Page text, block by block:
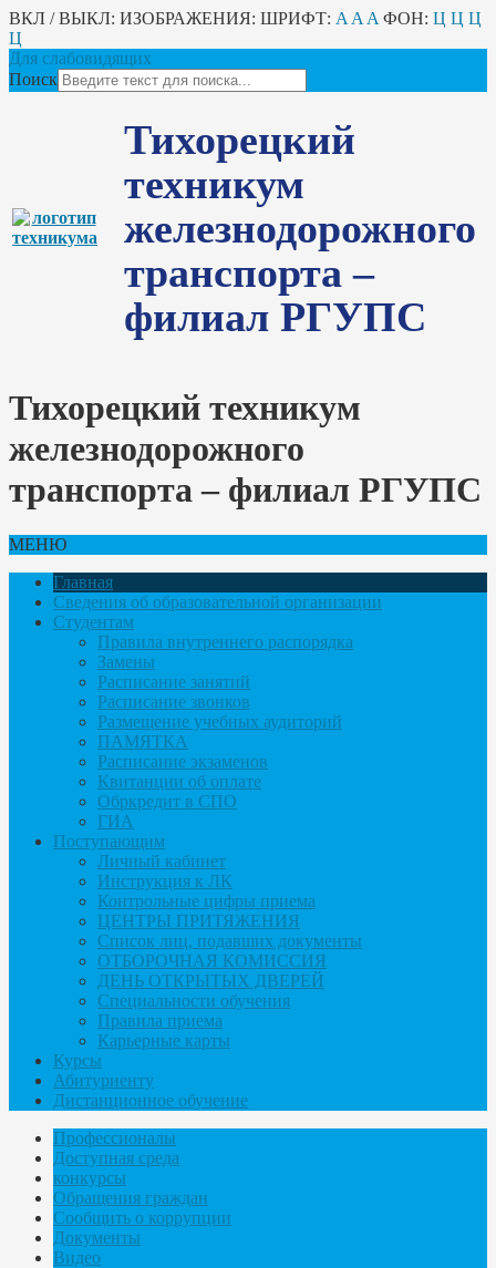
ВКЛ / ВЫКЛ: ИЗОБРАЖЕНИЯ: ШРИФТ: A A A ФОН: Ц Ц Ц
Ц
Для слабовидящих
Поиск
Тихорецкий
техникум
железнодорожного
транспорта –
филиал РГУПС
Тихорецкий техникум
железнодорожного
транспорта – филиал РГУПС
МЕНЮ
Главная
Сведения об образовательной организации
Студентам
Правила внутреннего распорядка
Замены
Расписание занятий
Расписание звонков
Размещение учебных аудиторий
ПАМЯТКА
Расписание экзаменов
Квитанции об оплате
Обркредит в СПО
ГИА
Поступающим
Личный кабинет
Инструкция к ЛК
Контрольные цифры приема
ЦЕНТРЫ ПРИТЯЖЕНИЯ
Список лиц, подавших документы
ОТБОРОЧНАЯ КОМИССИЯ
ДЕНЬ ОТКРЫТЫХ ДВЕРЕЙ
Специальности обучения
Правила приема
Карьерные карты
Курсы
Абитуриенту
Дистанционное обучение
Профессионалы
Доступная среда
конкурсы
Обращения граждан
Сообщить о коррупции
Документы
Видео